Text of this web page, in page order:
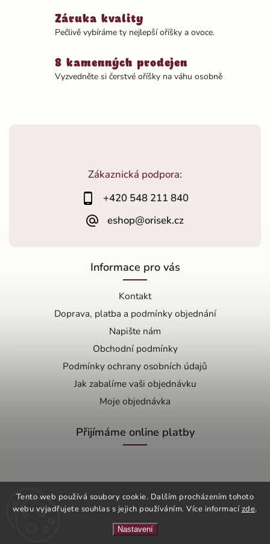
Tento web používá soubory cookie. Dalším procházením tohoto
webu vyjadřujete souhlas s jejich používáním. Více informacízde.
Nastavení
Záruka kvality
Pečlivě vybíráme ty nejlepší oříšky a ovoce.
8 kamenných prodejen
Vyzvedněte si čerstvé oříšky na váhu osobně
Zákaznická podpora:
+420 548 211 840
eshop@orisek.cz
Informace pro vás
Kontakt
Doprava, platba a podmínky objednání
Napište nám
Obchodní podmínky
Podmínky ochrany osobních údajů
Jak zabalíme vaši objednávku
Moje objednávka
Přijímáme online platby
Copyright 2026OŘÍŠEK s.r.o.. Všechna práva vyhrazena.
VytvořilShoptet| Design